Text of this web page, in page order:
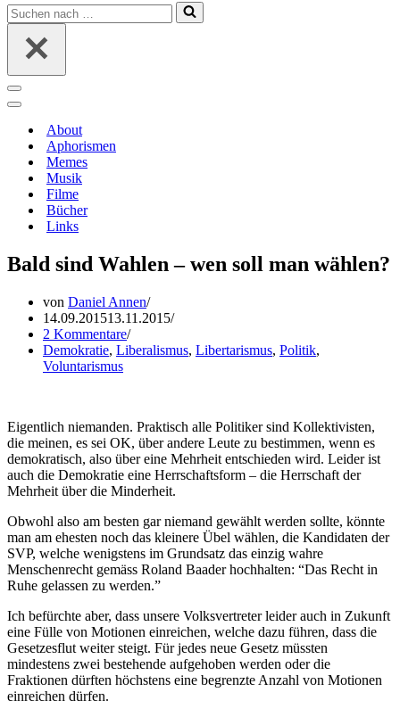
Suchen
nach …
Navigations-
Menü
Navigations-
About
Aphorismen
Memes
Musik
Filme
Bücher
Links
Bald sind Wahlen – wen soll man wählen?
von Daniel Annen
14.09.201513.11.2015
2 Kommentare
Demokratie, Liberalismus, Libertarismus, Politik,
Voluntarismus
Eigentlich niemanden. Praktisch alle Politiker sind Kollektivisten,
die meinen, es sei OK, über andere Leute zu bestimmen, wenn es
demokratisch, also über eine Mehrheit entschieden wird. Leider ist
auch die Demokratie eine Herrschaftsform – die Herrschaft der
Mehrheit über die Minderheit.
Obwohl also am besten gar niemand gewählt werden sollte, könnte
man am ehesten noch das kleinere Übel wählen, die Kandidaten der
SVP, welche wenigstens im Grundsatz das einzig wahre
Menschenrecht gemäss Roland Baader hochhalten: “Das Recht in
Ruhe gelassen zu werden.”
Ich befürchte aber, dass unsere Volksvertreter leider auch in Zukunft
eine Fülle von Motionen einreichen, welche dazu führen, dass die
Gesetzesflut weiter steigt. Für jedes neue Gesetz müssten
mindestens zwei bestehende aufgehoben werden oder die
Fraktionen dürften höchstens eine begrenzte Anzahl von Motionen
einreichen dürfen.